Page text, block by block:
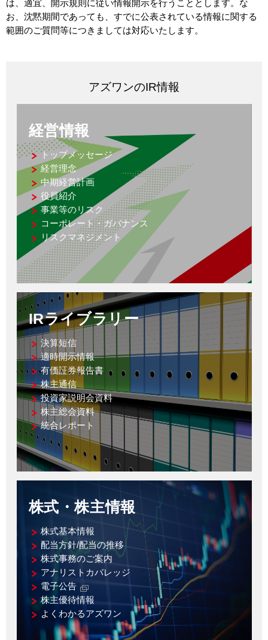
は、適宜、開示規則に従い情報開示を行うこととします。な
お、沈黙期間であっても、すでに公表されている情報に関する
範囲のご質問等につきましては対応いたします。
アズワンのIR情報
経営情報
トップメッセージ
経営理念
中期経営計画
役員紹介
事業等のリスク
コーポレート・ガバナンス
リスクマネジメント
IRライブラリー
決算短信
適時開示情報
有価証券報告書
株主通信
投資家説明会資料
株主総会資料
統合レポート
株式・株主情報
株式基本情報
配当方針/配当の推移
株式事務のご案内
アナリストカバレッジ
電子公告
株主優待情報
よくわかるアズワン